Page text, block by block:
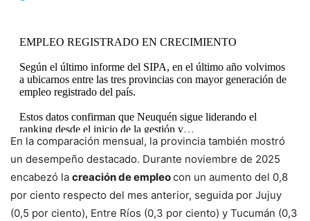
EMPLEO REGISTRADO EN CRECIMIENTO
Según el último informe del SIPA, en el último año volvimos
a ubicarnos entre las tres provincias con mayor generación de
empleo registrado del país.
Estos datos confirman que Neuquén sigue liderando el
ranking desde el inicio de la gestión y…
pic.twitter.com/SgFWPcR9SS
— Rolo Figueroa (@Rolo_Figueroa) February 11, 2026
En la comparación mensual, la provincia también mostró
un desempeño destacado. Durante noviembre de 2025
encabezó la creación de empleocon un aumento del 0,8
por ciento respecto del mes anterior, seguida por Jujuy
(0,5 por ciento), Entre Ríos (0,3 por ciento) y Tucumán (0,3